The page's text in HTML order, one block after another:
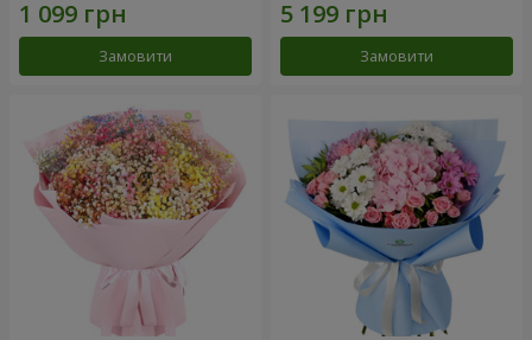
Замовити Замовити